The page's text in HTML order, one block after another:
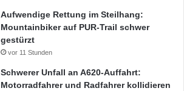
Aufwendige Rettung im Steilhang:
Mountainbiker auf PUR-Trail schwer
gestürzt
vor 11 Stunden
Schwerer Unfall an A620-Auffahrt:
Motorradfahrer und Radfahrer kollidieren